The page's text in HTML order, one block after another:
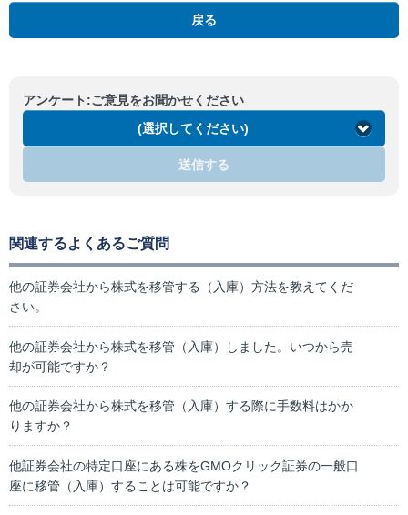
戻る
アンケート:ご意見をお聞かせください
(選択してください)
送信する
関連するよくあるご質問
他の証券会社から株式を移管する（入庫）方法を教えてくだ
さい。
他の証券会社から株式を移管（入庫）しました。いつから売
却が可能ですか？
他の証券会社から株式を移管（入庫）する際に手数料はかか
りますか？
他証券会社の特定口座にある株をGMOクリック証券の一般口
座に移管（入庫）することは可能ですか？